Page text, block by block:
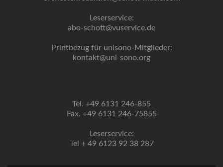
Leserservice:
abo-schott@vuservice.de
Printbezug für unisono-Mitglieder:
kontakt@uni-sono.org
Tel. +49 6131 246-855
Fax. +49 6131 246-75855
Leserservice:
Tel + 49 6123 92 38 287